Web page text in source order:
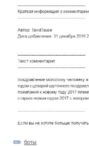
боты